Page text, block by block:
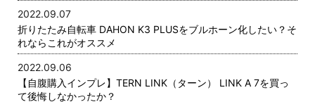
2022.09.07
折りたたみ自転車 DAHON K3 PLUSをブルホーン化したい？そ
れならこれがオススメ
2022.09.06
【自腹購入インプレ】TERN LINK（ターン） LINK A 7を買っ
て後悔しなかったか？